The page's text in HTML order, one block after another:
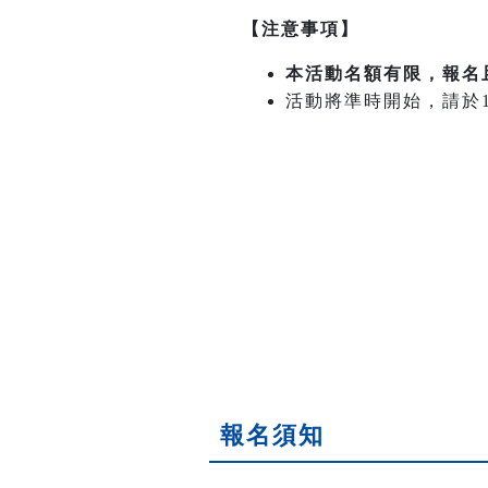
【注意事項】
本活動名額有限，報
活動將準時開始，請
報名須知